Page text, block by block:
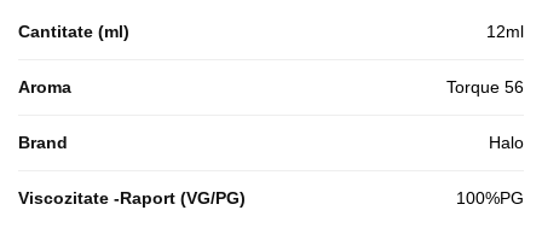
Cantitate (ml) 12ml
Aroma Torque 56
Brand Halo
Viscozitate -Raport (VG/PG) 100%PG